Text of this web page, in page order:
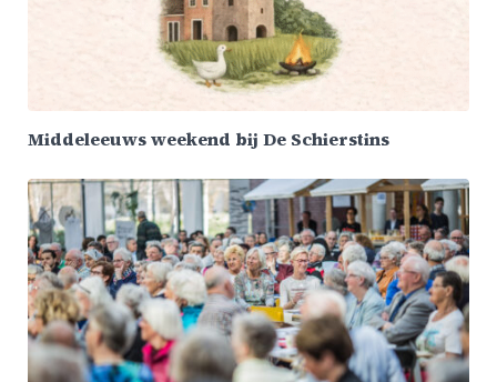
Middeleeuws weekend bij De Schierstins